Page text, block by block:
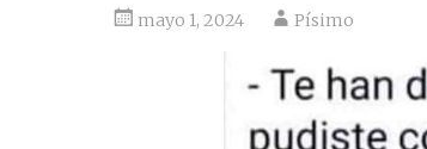
mayo 1, 2024 Písimo